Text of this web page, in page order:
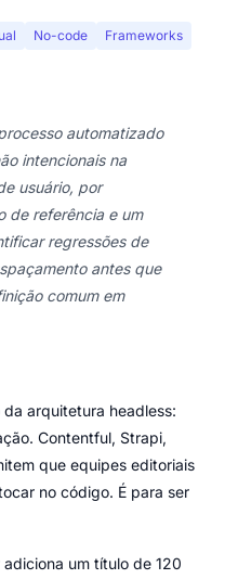
No-code Frameworks
automatizado
intencionais na
usuário, por
de referência e um
regressões de
antes que
comum em
arquitetura headless:
Contentful, Strapi,
que equipes editoriais
no código. É para ser
um título de 120